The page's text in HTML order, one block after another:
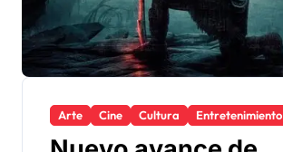
Arte Cine Cultura Entretenimiento